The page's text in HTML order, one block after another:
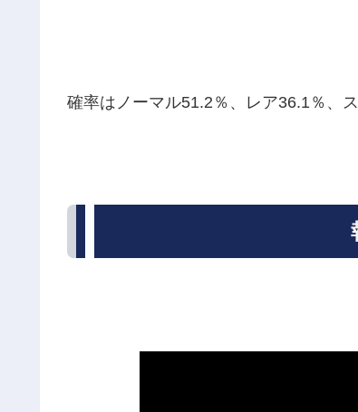
確率はノーマル51.2％、レア36.1％、